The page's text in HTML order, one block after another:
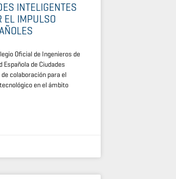
INTELIGENTES
EL IMPULSO
Oficial de Ingenieros de
Española de Ciudades
colaboración para el
en el ámbito